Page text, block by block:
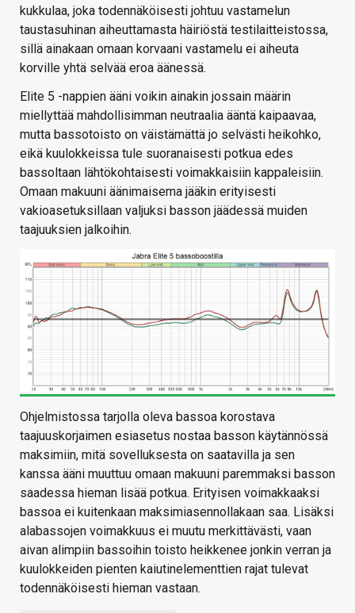
kukkulaa, joka todennäköisesti johtuu vastamelun
taustasuhinan aiheuttamasta häiriöstä testilaitteistossa,
sillä ainakaan omaan korvaani vastamelu ei aiheuta
korville yhtä selvää eroa äänessä.
Elite 5 -nappien ääni voikin ainakin jossain määrin
miellyttää mahdollisimman neutraalia ääntä kaipaavaa,
mutta bassotoisto on väistämättä jo selvästi heikohko,
eikä kuulokkeissa tule suoranaisesti potkua edes
bassoltaan lähtökohtaisesti voimakkaisiin kappaleisiin.
Omaan makuuni äänimaisema jääkin erityisesti
vakioasetuksillaan valjuksi basson jäädessä muiden
taajuuksien jalkoihin.
Ohjelmistossa tarjolla oleva bassoa korostava
taajuuskorjaimen esiasetus nostaa basson käytännössä
maksimiin, mitä sovelluksesta on saatavilla ja sen
kanssa ääni muuttuu omaan makuuni paremmaksi basson
saadessa hieman lisää potkua. Erityisen voimakkaaksi
bassoa ei kuitenkaan maksimiasennollakaan saa. Lisäksi
alabassojen voimakkuus ei muutu merkittävästi, vaan
aivan alimpiin bassoihin toisto heikkenee jonkin verran ja
kuulokkeiden pienten kaiutinelementtien rajat tulevat
todennäköisesti hieman vastaan.